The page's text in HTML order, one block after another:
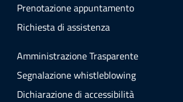
Prenotazione appuntamento
Richiesta di assistenza
Amministrazione Trasparente
Segnalazione whistleblowing
Dichiarazione di accessibilità